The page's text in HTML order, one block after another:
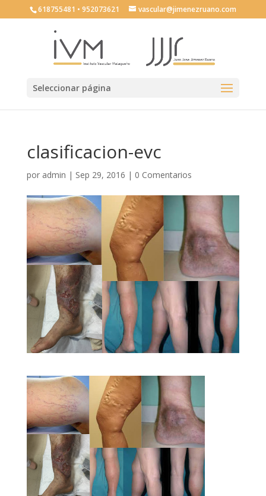
618755481 • 952073621 vascular@jimenezruano.com
Seleccionar página
clasificacion-evc
por admin | Sep 29, 2016 | 0 Comentarios